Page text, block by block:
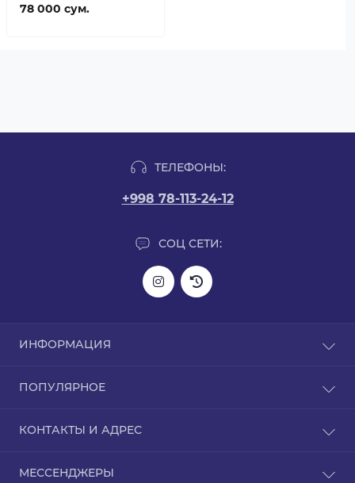
78 000 сум.
ТЕЛЕФОНЫ:
+998 78-113-24-12
СОЦ СЕТИ:
ИНФОРМАЦИЯ
О нас
Гарантия на товар
Возврат товара
ПОПУЛЯРНОЕ
Аргинин
GABA (ГАБА)
КОНТАКТЫ И АДРЕС
МЕССЕНДЖЕРЫ